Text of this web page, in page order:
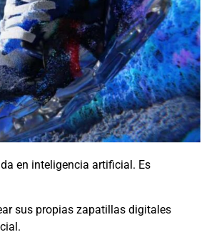
en inteligencia artificial. Es
sus propias zapatillas digitales